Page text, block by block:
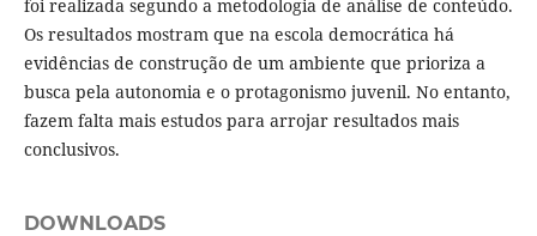
foi realizada segundo a metodologia de análise de conteúdo.
Os resultados mostram que na escola democrática há
evidências de construção de um ambiente que prioriza a
busca pela autonomia e o protagonismo juvenil. No entanto,
fazem falta mais estudos para arrojar resultados mais
conclusivos.
DOWNLOADS